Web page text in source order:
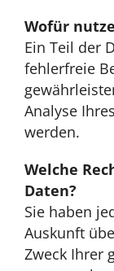
Wofür
Ein Teil der
fehlerfreie
Analyse
werden.
Welche
Daten?
Sie haben
Auskunft
Zweck Ihrer